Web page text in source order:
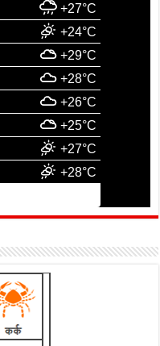
+27°C
+24°C
+29°C
+28°C
+26°C
+25°C
+27°C
+28°C